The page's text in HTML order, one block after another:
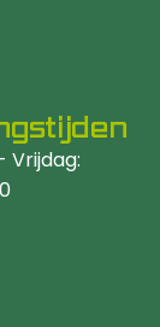
Vrijdag: